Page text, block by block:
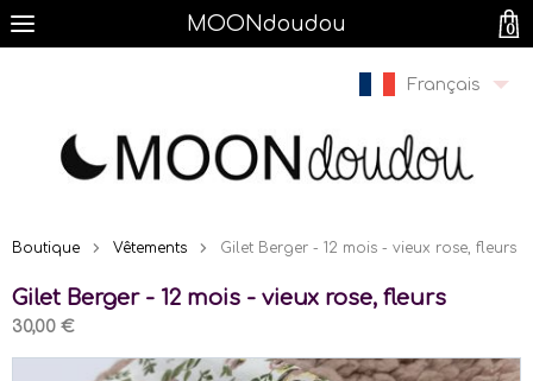
MOONdoudou
Français
Boutique Vêtements Gilet Berger - 12 mois - vieux rose, fleurs
Gilet Berger - 12 mois - vieux rose, fleurs
30,00 €
0